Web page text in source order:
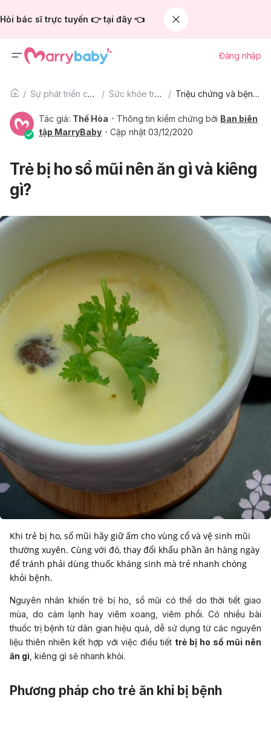
Hỏi bác sĩ trực tuyến 👉 tại đây 👈
Đăng nhập
Sự phát triển của trẻ Sức khỏe trẻ em Triệu chứng và bệnh phổ biến
Tác giả: Thế Hòa Thông tin kiểm chứng bởi Ban biên
tập MarryBaby
Cập nhật 03/12/2020
Trẻ bị ho sổ mũi nên ăn gì và kiêng
gì?
Khi trẻ bị ho, sổ mũi hãy giữ ấm cho vùng cổ và vệ sinh mũi
thường xuyên. Cùng với đó, thay đổi khẩu phần ăn hàng ngày
để tránh phải dùng thuốc kháng sinh mà trẻ nhanh chóng
khỏi bệnh.
Nguyên nhân khiến trẻ bị ho, sổ mũi có thể do thời tiết giao
mùa, do cảm lạnh hay viêm xoang, viêm phổi. Có nhiều bài
thuốc trị bệnh từ dân gian hiệu quả, dễ sử dụng từ các nguyên
liệu thiên nhiên kết hợp với việc điều tiết trẻ bị ho sổ mũi nên
ăn gì , kiêng gì sẽ nhanh khỏi.
Phương pháp cho trẻ ăn khi bị bệnh